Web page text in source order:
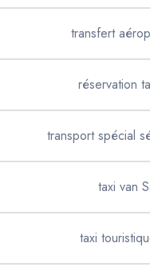
transfert
réservation
transport spécial
taxi van
taxi